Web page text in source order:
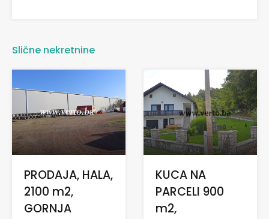
Slične nekretnine
PRODAJA, HALA,
2100 m2,
GORNJA
KUCA NA
PARCELI 900
m2,